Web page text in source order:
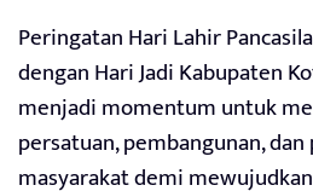
Peringatan Hari Lahir
dengan Hari Jadi Kabupaten
menjadi momentum untuk
persatuan, pembangunan,
masyarakat demi